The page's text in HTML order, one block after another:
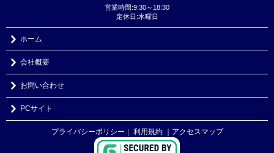
営業時間:9:30～18:30
定休日:水曜日
ホーム
会社概要
お問い合わせ
PCサイト
プライバシーポリシー ｜ 利用規約 ｜アクセスマップ